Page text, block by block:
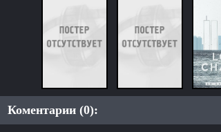
Коментарии (0):